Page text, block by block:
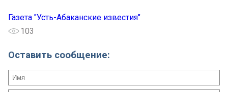
Газета "Усть-Абаканские известия"
103
Оставить сообщение: